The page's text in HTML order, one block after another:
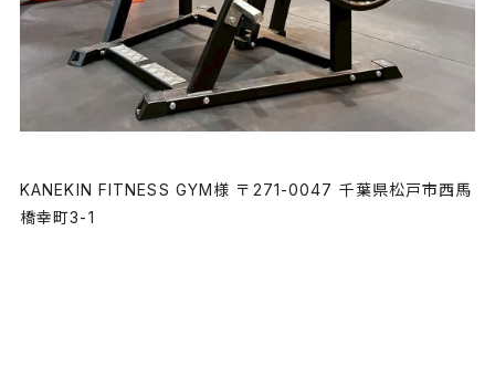
KANEKIN FITNESS GYM様 〒271-0047 千葉県松戸市西馬
橋幸町3-1